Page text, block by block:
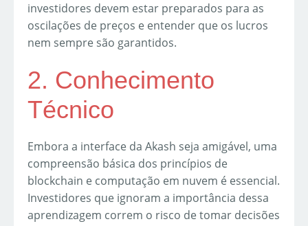
investidores devem estar preparados para as
oscilações de preços e entender que os lucros
nem sempre são garantidos.
2. Conhecimento
Técnico
Embora a interface da Akash seja amigável, uma
compreensão básica dos princípios de
blockchain e computação em nuvem é essencial.
Investidores que ignoram a importância dessa
aprendizagem correm o risco de tomar decisões